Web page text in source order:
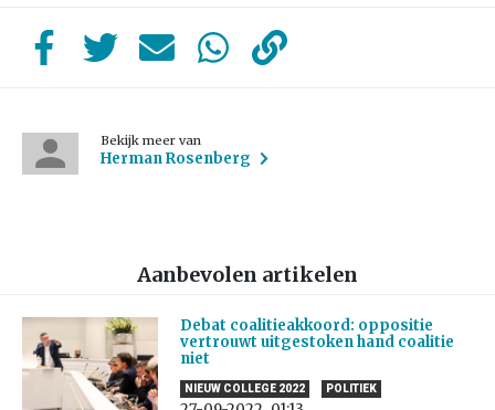
Bekijk meer van
Herman Rosenberg
Aanbevolen artikelen
Debat coalitieakkoord: oppositie
vertrouwt uitgestoken hand coalitie
niet
NIEUW COLLEGE 2022 POLITIEK